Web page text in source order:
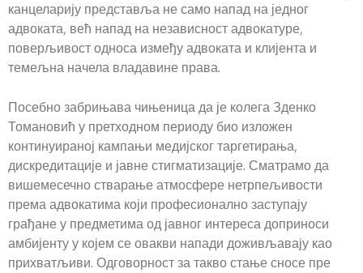
канцеларију представља не само напад на једног
адвоката, већ напад на независност адвокатуре,
поверљивост односа између адвоката и клијента и
темељна начела владавине права.
Посебно забрињава чињеница да је колега Зденко
Томановић у претходном периоду био изложен
континуираној кампањи медијског таргетирања,
дискредитације и јавне стигматизације. Сматрамо да
вишемесечно стварање атмосфере нетрпељивости
према адвокатима који професионално заступају
грађане у предметима од јавног интереса доприноси
амбијенту у којем се овакви напади доживљавају као
прихватљиви. Одговорност за такво стање сносе пре